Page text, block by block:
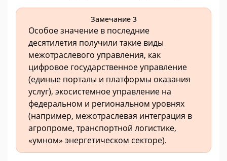
Замечание 3
Особое значение в последние
десятилетия получили такие виды
межотраслевого управления, как
цифровое государственное управление
(единые порталы и платформы оказания
услуг), экосистемное управление на
федеральном и региональном уровнях
(например, межотраслевая интеграция в
агропроме, транспортной логистике,
«умном» энергетическом секторе).